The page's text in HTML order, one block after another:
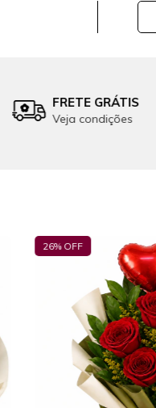
Cupons de Desconto
Aproveite, até R$ 50,
30% OFF